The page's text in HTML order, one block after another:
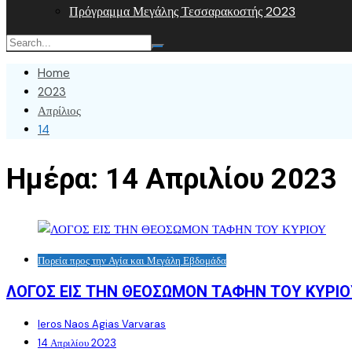
Πρόγραμμα Μεγάλης Τεσσαρακοστής 2023
Home
2023
Απρίλιος
14
Ημέρα: 14 Απριλίου 2023
Πορεία προς την Αγία και Μεγάλη Εβδομάδα
ΛΟΓΟΣ ΕΙΣ ΤΗΝ ΘΕΟΣΩΜΟΝ ΤΑΦΗΝ ΤΟΥ
Ieros Naos Agias Varvaras
14 Απριλίου 2023